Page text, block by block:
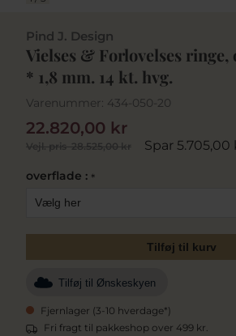
Pind J. Design
Vielses & Forlovelses ringe,
* 1,8 mm. 14 kt. hvg.
Varenummer: 434-050-20
Vejl. pris28.525,00 kr Spar 5.705,00
22.820,00 kr
overflade : *
Tilføj til kurv
Tilføj til Ønskeskyen
Fjernlager (3-10 hverdage*)
Fri fragt til pakkeshop over 499 kr.